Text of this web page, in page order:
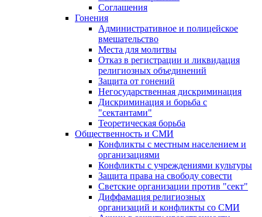
Соглашения
Гонения
Административное и полицейское
вмешательство
Места для молитвы
Отказ в регистрации и ликвидация
религиозных объединений
Защита от гонений
Негосударственная дискриминация
Дискриминация и борьба с
"сектантами"
Теоретическая борьба
Общественность и СМИ
Конфликты с местным населением и
организациями
Конфликты с учреждениями культуры
Защита права на свободу совести
Светские организации против "сект"
Диффамация религиозных
организаций и конфликты со СМИ